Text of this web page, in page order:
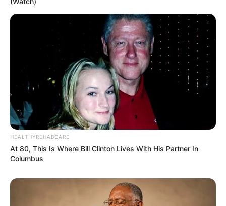
DESTAQUES
DESTAQUES DA SEMANA
Agente de Saúde é indiciada por falsificar
visitas que nunca aconteceram.
quinquênios, sexta-parte e licenças-prêmio
entram no debate.
HEALTHYREHABCARE
At 80, This Is Where Bill Clinton Lives With His Partner In
Columbus